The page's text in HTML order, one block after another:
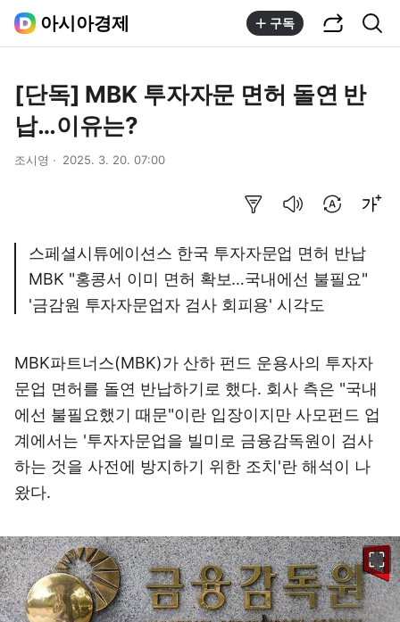
아시아경제 구독
[단독] MBK 투자자문 면허 돌연 반
납…이유는?
조시영 2025. 3. 20. 07:00
스페셜시튜에이션스 한국 투자자문업 면허 반납
MBK "홍콩서 이미 면허 확보…국내에선 불필요"
'금감원 투자자문업자 검사 회피용' 시각도
MBK파트너스(MBK)가 산하 펀드 운용사의 투자자
문업 면허를 돌연 반납하기로 했다. 회사 측은 "국내
에선 불필요했기 때문"이란 입장이지만 사모펀드 업
계에서는 '투자자문업을 빌미로 금융감독원이 검사
하는 것을 사전에 방지하기 위한 조치'란 해석이 나
왔다.